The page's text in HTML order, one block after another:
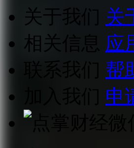
关于我们 关
相关信息
应
帮
申